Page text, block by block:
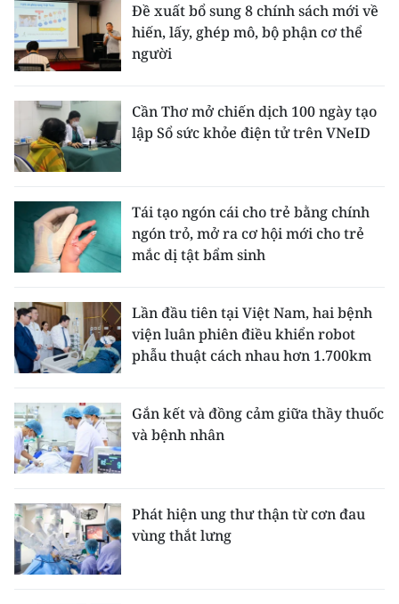
Đề xuất bổ sung 8 chính sách mới về
hiến, lấy, ghép mô, bộ phận cơ thể
người
Cần Thơ mở chiến dịch 100 ngày tạo
lập Sổ sức khỏe điện tử trên VNeID
Tái tạo ngón cái cho trẻ bằng chính
ngón trỏ, mở ra cơ hội mới cho trẻ
mắc dị tật bẩm sinh
Lần đầu tiên tại Việt Nam, hai bệnh
viện luân phiên điều khiển robot
phẫu thuật cách nhau hơn 1.700km
Gắn kết và đồng cảm giữa thầy thuốc
và bệnh nhân
Phát hiện ung thư thận từ cơn đau
vùng thắt lưng